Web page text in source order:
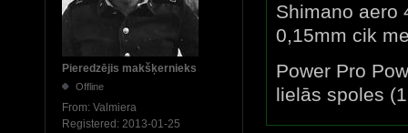
Pieredzējis makšķernieks
Offline
From: Valmiera
Registered: 2013-01-25
Shimano aero
0,15mm cik
Power Pro
lielās spoles